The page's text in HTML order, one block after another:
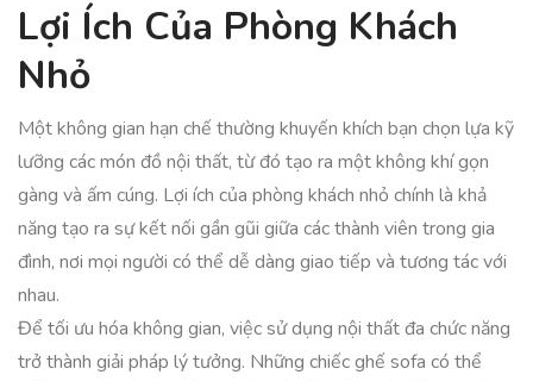
Lợi Ích Của Phòng Khách
Nhỏ
Một không gian hạn chế thường khuyến khích bạn chọn lựa kỹ
lưỡng các món đồ nội thất, từ đó tạo ra một không khí gọn
gàng và ấm cúng. Lợi ích của phòng khách nhỏ chính là khả
năng tạo ra sự kết nối gần gũi giữa các thành viên trong gia
đình, nơi mọi người có thể dễ dàng giao tiếp và tương tác với
nhau.
Để tối ưu hóa không gian, việc sử dụng nội thất đa chức năng
trở thành giải pháp lý tưởng. Những chiếc ghế sofa có thể